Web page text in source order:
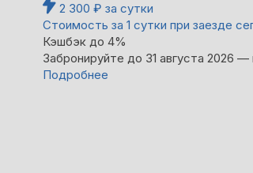
2 300 ₽ за сутки
Стоимость за 1 сутки при заезде
Кэшбэк до 4%
Забронируйте до 31 августа 2026
Подробнее